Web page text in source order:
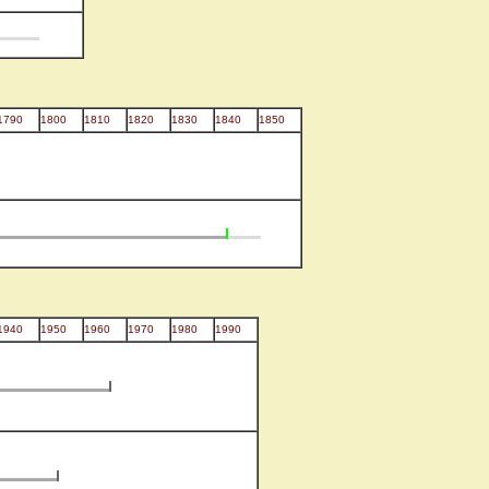
1800 1810 1820 1830 1840 1850
1950 1960 1970 1980 1990